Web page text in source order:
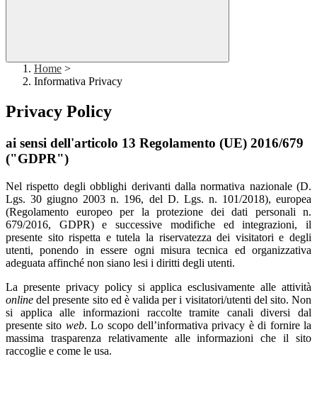
Home >
Informativa Privacy
Privacy Policy
ai sensi dell'articolo 13 Regolamento (UE) 2016/679
("GDPR")
Nel rispetto degli obblighi derivanti dalla normativa nazionale (D.
Lgs. 30 giugno 2003 n. 196, del D. Lgs. n. 101/2018), europea
(Regolamento europeo per la protezione dei dati personali n.
679/2016, GDPR) e successive modifiche ed integrazioni, il
presente sito rispetta e tutela la riservatezza dei visitatori e degli
utenti, ponendo in essere ogni misura tecnica ed organizzativa
adeguata affinché non siano lesi i diritti degli utenti.
La presente privacy policy si applica esclusivamente alle attività
online del presente sito ed è valida per i visitatori/utenti del sito. Non
si applica alle informazioni raccolte tramite canali diversi dal
presente sito web. Lo scopo dell’informativa privacy è di fornire la
massima trasparenza relativamente alle informazioni che il sito
raccoglie e come le usa.